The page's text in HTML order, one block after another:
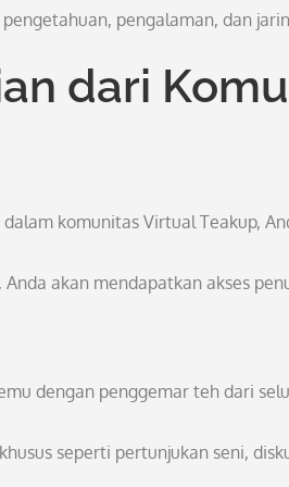
pengalaman, dan
dari
komunitas Virtual Teakup,
akan mendapatkan akses
dengan penggemar teh dari
seperti pertunjukan seni,